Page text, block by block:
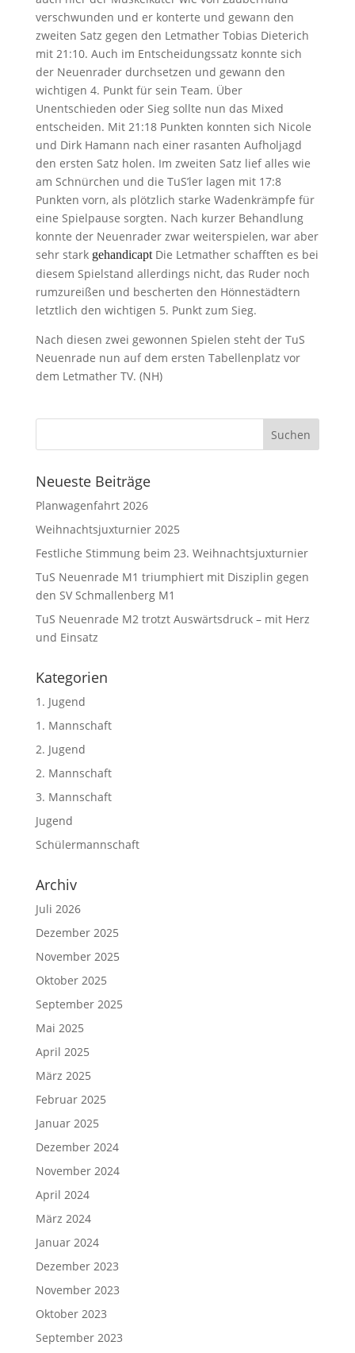
verschwunden und er konterte und gewann den
zweiten Satz gegen den Letmather Tobias Dieterich
mit 21:10. Auch im Entscheidungssatz konnte sich
der Neuenrader durchsetzen und gewann den
wichtigen 4. Punkt für sein Team. Über
Unentschieden oder Sieg sollte nun das Mixed
entscheiden. Mit 21:18 Punkten konnten sich Nicole
und Dirk Hamann nach einer rasanten Aufholjagd
den ersten Satz holen. Im zweiten Satz lief alles wie
am Schnürchen und die TuS’ler lagen mit 17:8
Punkten vorn, als plötzlich starke Wadenkrämpfe für
eine Spielpause sorgten. Nach kurzer Behandlung
konnte der Neuenrader zwar weiterspielen, war aber
sehr stark gehandicaptDie Letmather schafften es bei
diesem Spielstand allerdings nicht, das Ruder noch
rumzureißen und bescherten den Hönnestädtern
letztlich den wichtigen 5. Punkt zum Sieg.
Nach diesen zwei gewonnen Spielen steht der TuS
Neuenrade nun auf dem ersten Tabellenplatz vor
dem Letmather TV. (NH)
Neueste Beiträge
Planwagenfahrt 2026
Weihnachtsjuxturnier 2025
Festliche Stimmung beim 23. Weihnachtsjuxturnier
TuS Neuenrade M1 triumphiert mit Disziplin gegen
den SV Schmallenberg M1
TuS Neuenrade M2 trotzt Auswärtsdruck – mit Herz
und Einsatz
Kategorien
1. Jugend
1. Mannschaft
2. Jugend
2. Mannschaft
3. Mannschaft
Jugend
Schülermannschaft
Archiv
Juli 2026
Dezember 2025
November 2025
Oktober 2025
September 2025
Mai 2025
April 2025
März 2025
Februar 2025
Januar 2025
Dezember 2024
November 2024
April 2024
März 2024
Januar 2024
Dezember 2023
November 2023
Oktober 2023
September 2023